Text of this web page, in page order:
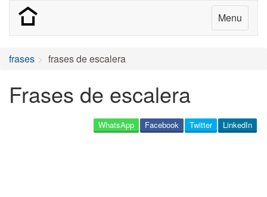
Menu
frases frases de escalera
Frases de escalera
LinkedIn
Twitter
Facebook
WhatsApp